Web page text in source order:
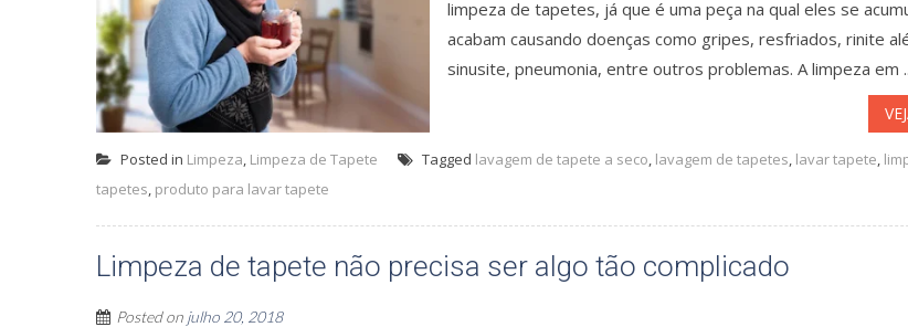
limpeza de tapetes, já que é uma peça na qual eles se
acabam causando doenças como gripes, resfriados, rinite
sinusite, pneumonia, entre outros problemas. A limpeza em
Posted in Limpeza, Limpeza de Tapete Tagged lavagem de tapete a seco, lavagem de tapetes, lavar tapete,
tapetes, produto para lavar tapete
Limpeza de tapete não precisa ser algo tão complicado
Posted on julho 20, 2018